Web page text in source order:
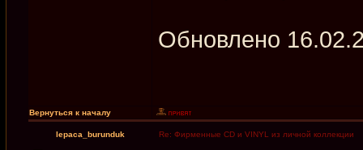
Обновлено
Вернуться к началу
lepaca_burunduk Re: Фирменные CD и VINYL из личной коллекции